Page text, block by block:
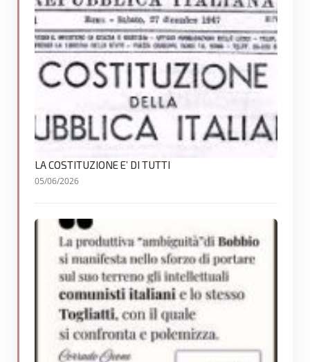
LA COSTITUZIONE E’ DI TUTTI
05/06/2026